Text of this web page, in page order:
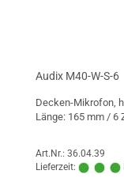
Audix M40-W-S-6
Decken-Mikrofon,
Länge: 165 mm / 6
Art.Nr.: 36.04.39
Lieferzeit: